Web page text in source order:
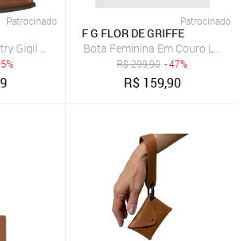
Patrocinado
Gigil Western Cano Médio Bordada Caramelo
Patrocinado
F G FLOR DE GRIFFE
Bota Feminina Em Couro
R$299,90 - 47%
R$ 159,90